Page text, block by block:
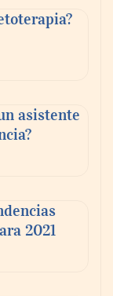
y
asistente
2021